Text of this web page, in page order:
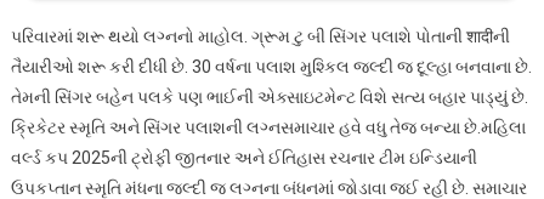
પરિવારમાં શરૂ થયો લગ્નનો માહોલ. ગ્રૂમ ટુ બી સિંગર પલાશે પોતાની शादीની
તૈયારીઓ શરૂ કરી દીધી છે. 30 વર્ષના પલાશ મુશ્કિલ જલ્દી જ દૂલ્હા બનવાના છે.
તેમની સિંગર બહેન પલકે પણ ભાઈની એક્સાઇટમેન્ટ વિશે સત્ય બહાર પાડ્યું છે.
ક્રિકેટર સ્મૃતિ અને સિંગર પલાશની લગ્નસમાચાર હવે વધુ તેજ બન્યા છે.મહિલા
વર્લ્ડ કપ 2025ની ટ્રોફી જીતનાર અને ઈતિહાસ રચનાર ટીમ ઇન્ડિયાની
ઉપકપ્તાન સ્મૃતિ મંધના જલ્દી જ લગ્નના બંધનમાં જોડાવા જઈ રહી છે. સમાચાર